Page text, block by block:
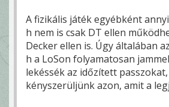
A fizikális játék egyébként
h nem is csak DT ellen
Decker ellen is. Úgy általában
h a LoSon folyamatosan
lekéssék az időzített
kényszerüljünk azon, amit a